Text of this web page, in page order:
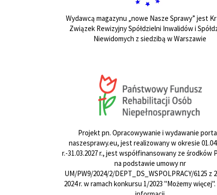
Wydawcą magazynu „nowe Nasze Sprawy” jest
Związek Rewizyjny Spółdzielni Inwalidów i
Niewidomych z siedzibą w Warszawie
Projekt pn. Opracowywanie i wydawanie
naszesprawy.eu, jest realizowany w okresie
r.-31.03.2027 r., jest współfinansowany ze środków
na podstawie umowy nr
UM/PW9/2024/2/DEPT_DS_WSPOLPRACY/6125 z
2024 r. w ramach konkursu 1/2023 "Możemy więcej".